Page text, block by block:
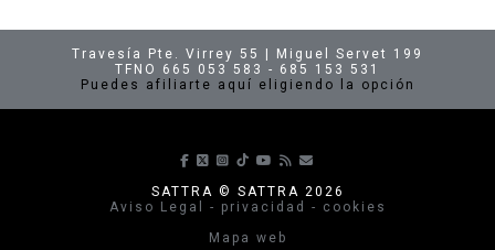
Travesía Pte. Virrey 55 | Miguel Servet 199
TFNO 665 053 583 - 685 153 531
Puedes afiliarte aquí eligiendo la opción
Síguenos en Facebook
Síguenos en X
Síguenos en Instagram
Síguenos en TikTok
Síguenos en Youtube
Suscríbete a nuestras
SATTRA © SATTRA 2026
Aviso Legal - privacidad - cookies
Mapa web